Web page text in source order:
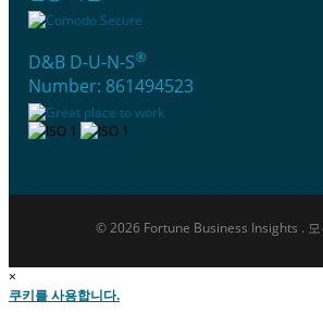
D&B D-U-N-S®
Number: 861494523
© 2026 Fortune Business Insights . 모
×
쿠키를 사용합니다.